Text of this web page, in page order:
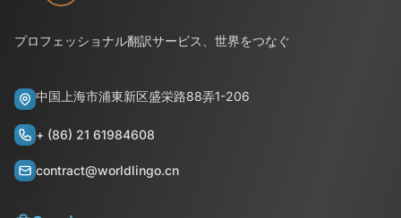
プロフェッショナル翻訳サービス、世界をつなぐ
中国上海市浦東新区盛栄路88弄1-206
+ (86) 21 61984608
contract@worldlingo.cn